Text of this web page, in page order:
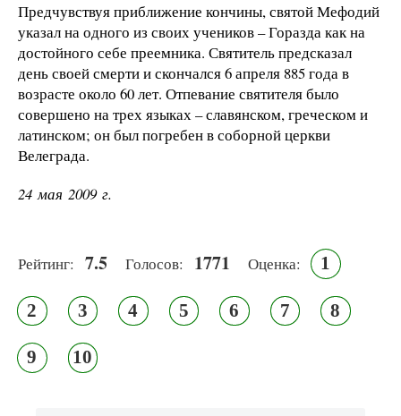
Предчувствуя приближение кончины, святой Мефодий
указал на одного из своих учеников – Горазда как на
достойного себе преемника. Святитель предсказал
день своей смерти и скончался 6 апреля 885 года в
возрасте около 60 лет. Отпевание святителя было
совершено на трех языках – славянском, греческом и
латинском; он был погребен в соборной церкви
Велеграда.
24 мая 2009 г.
Рейтинг: 7.5 Голосов: 1771 Оценка: 1
2 3 4 5 6 7 8
9 10